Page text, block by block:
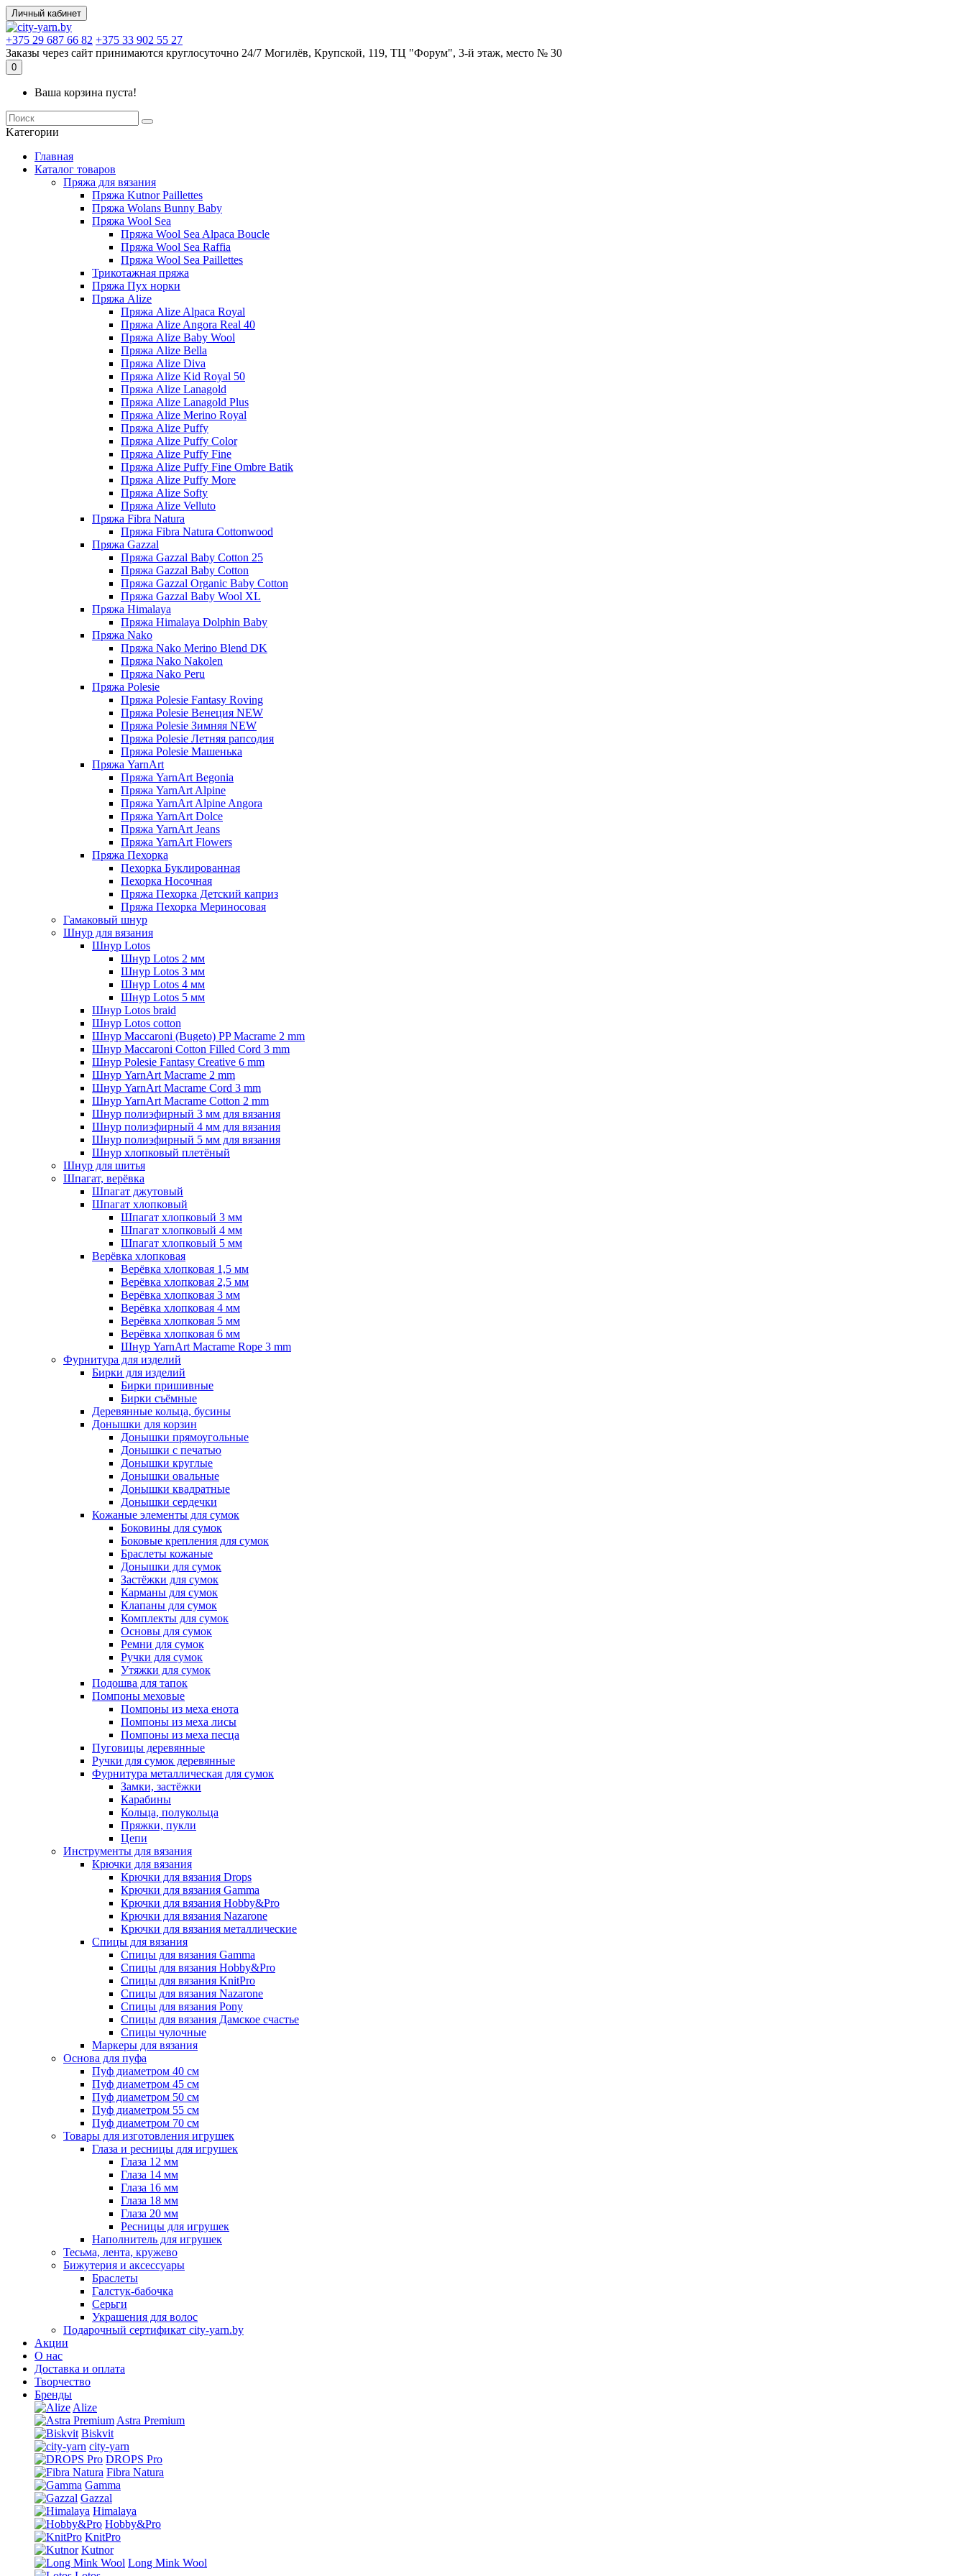
Личный кабинет
+375 29 687 66 82 +375 33 902 55 27
Заказы через сайт принимаются круглосуточно 24/7 Могилёв, Крупской, 119, ТЦ "Форум", 3-й этаж, место № 30
0
Ваша корзина пуста!
Kатегории
Главная
Каталог товаров
Пряжа для вязания
Пряжа Kutnor Paillettes
Пряжа Wolans Bunny Baby
Пряжа Wool Sea
Пряжа Wool Sea Alpaca Boucle
Пряжа Wool Sea Raffia
Пряжа Wool Sea Paillettes
Трикотажная пряжа
Пряжа Пух норки
Пряжа Alize
Пряжа Alize Alpaca Royal
Пряжа Alize Angora Real 40
Пряжа Alize Baby Wool
Пряжа Alize Bella
Пряжа Alize Diva
Пряжа Alize Kid Royal 50
Пряжа Alize Lanagold
Пряжа Alize Lanagold Plus
Пряжа Alize Merino Royal
Пряжа Alize Puffy
Пряжа Alize Puffy Color
Пряжа Alize Puffy Fine
Пряжа Alize Puffy Fine Ombre Batik
Пряжа Alize Puffy More
Пряжа Alize Softy
Пряжа Alize Velluto
Пряжа Fibra Natura
Пряжа Fibra Natura Cottonwood
Пряжа Gazzal
Пряжа Gazzal Baby Cotton 25
Пряжа Gazzal Baby Cotton
Пряжа Gazzal Organic Baby Cotton
Пряжа Gazzal Baby Wool XL
Пряжа Himalaya
Пряжа Himalaya Dolphin Baby
Пряжа Nako
Пряжа Nako Merino Blend DK
Пряжа Nako Nakolen
Пряжа Nako Peru
Пряжа Polesie
Пряжа Polesie Fantasy Roving
Пряжа Polesie Венеция NEW
Пряжа Polesie Зимняя NEW
Пряжа Polesie Летняя рапсодия
Пряжа Polesie Машенька
Пряжа YarnArt
Пряжа YarnArt Begonia
Пряжа YarnArt Alpine
Пряжа YarnArt Alpine Angora
Пряжа YarnArt Dolce
Пряжа YarnArt Jeans
Пряжа YarnArt Flowers
Пряжа Пехорка
Пехорка Буклированная
Пехорка Носочная
Пряжа Пехорка Детский каприз
Пряжа Пехорка Мериносовая
Гамаковый шнур
Шнур для вязания
Шнур Lotos
Шнур Lotos 2 мм
Шнур Lotos 3 мм
Шнур Lotos 4 мм
Шнур Lotos 5 мм
Шнур Lotos braid
Шнур Lotos cotton
Шнур Maccaroni (Bugeto) PP Macrame 2 mm
Шнур Maccaroni Cotton Filled Cord 3 mm
Шнур Polesie Fantasy Creative 6 mm
Шнур YarnArt Macrame 2 mm
Шнур YarnArt Macrame Cord 3 mm
Шнур YarnArt Macrame Cotton 2 mm
Шнур полиэфирный 3 мм для вязания
Шнур полиэфирный 4 мм для вязания
Шнур полиэфирный 5 мм для вязания
Шнур хлопковый плетёный
Шнур для шитья
Шпагат, верёвка
Шпагат джутовый
Шпагат хлопковый
Шпагат хлопковый 3 мм
Шпагат хлопковый 4 мм
Шпагат хлопковый 5 мм
Верёвка хлопковая
Верёвка хлопковая 1,5 мм
Верёвка хлопковая 2,5 мм
Верёвка хлопковая 3 мм
Верёвка хлопковая 4 мм
Верёвка хлопковая 5 мм
Верёвка хлопковая 6 мм
Шнур YarnArt Macrame Rope 3 mm
Фурнитура для изделий
Бирки для изделий
Бирки пришивные
Бирки съёмные
Деревянные кольца, бусины
Донышки для корзин
Донышки прямоугольные
Донышки с печатью
Донышки круглые
Донышки овальные
Донышки квадратные
Донышки сердечки
Кожаные элементы для сумок
Боковины для сумок
Боковые крепления для сумок
Браслеты кожаные
Донышки для сумок
Застёжки для сумок
Карманы для сумок
Клапаны для сумок
Комплекты для сумок
Основы для сумок
Ремни для сумок
Ручки для сумок
Утяжки для сумок
Подошва для тапок
Помпоны меховые
Помпоны из меха енота
Помпоны из меха лисы
Помпоны из меха песца
Пуговицы деревянные
Ручки для сумок деревянные
Фурнитура металлическая для сумок
Замки, застёжки
Карабины
Кольца, полукольца
Пряжки, пукли
Цепи
Инструменты для вязания
Крючки для вязания
Крючки для вязания Drops
Крючки для вязания Gamma
Крючки для вязания Hobby&Pro
Крючки для вязания Nazarone
Крючки для вязания металлические
Спицы для вязания
Спицы для вязания Gamma
Спицы для вязания Hobby&Pro
Спицы для вязания KnitPro
Спицы для вязания Nazarone
Спицы для вязания Pony
Спицы для вязания Дамское счастье
Спицы чулочные
Маркеры для вязания
Основа для пуфа
Пуф диаметром 40 см
Пуф диаметром 45 см
Пуф диаметром 50 см
Пуф диаметром 55 см
Пуф диаметром 70 см
Товары для изготовления игрушек
Глаза и ресницы для игрушек
Глаза 12 мм
Глаза 14 мм
Глаза 16 мм
Глаза 18 мм
Глаза 20 мм
Ресницы для игрушек
Наполнитель для игрушек
Тесьма, лента, кружево
Бижутерия и аксессуары
Браслеты
Галстук-бабочка
Серьги
Украшения для волос
Подарочный сертификат city-yarn.by
Акции
О нас
Доставка и оплата
Творчество
Бренды
Alize
Astra Premium
Biskvit
city-yarn
DROPS Pro
Fibra Natura
Gamma
Gazzal
Himalaya
Hobby&Pro
KnitPro
Kutnor
Long Mink Wool